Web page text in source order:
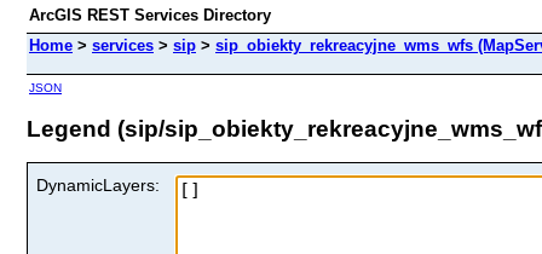
ArcGIS REST Services Directory
Home > services > sip > sip_obiekty_rekreacyjne_wms_wfs
JSON
Legend (sip/
DynamicLayers: